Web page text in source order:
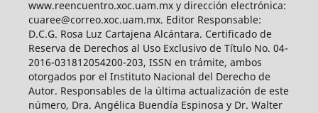
www.reencuentro.xoc.uam.mx y dirección electrónica:
cuaree@correo.xoc.uam.mx. Editor Responsable:
D.C.G. Rosa Luz Cartajena Alcántara. Certificado de
Reserva de Derechos al Uso Exclusivo de Título No. 04-
2016-031812054200-203, ISSN en trámite, ambos
otorgados por el Instituto Nacional del Derecho de
Autor. Responsables de la última actualización de este
número, Dra. Angélica Buendía Espinosa y Dr. Walter